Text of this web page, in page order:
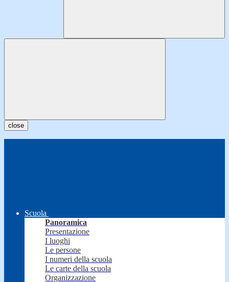
close
Scuola
Panoramica
Presentazione
I luoghi
Le persone
I numeri della scuola
Le carte della scuola
Organizzazione